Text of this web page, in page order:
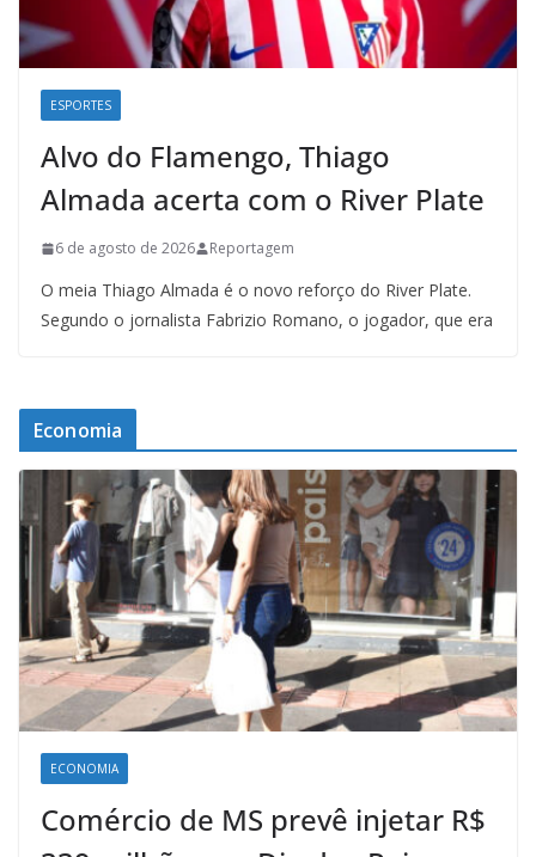
ESPORTES
Alvo do Flamengo, Thiago
Almada acerta com o River Plate
6 de agosto de 2026 Reportagem
O meia Thiago Almada é o novo reforço do River Plate.
Segundo o jornalista Fabrizio Romano, o jogador, que era
Economia
ECONOMIA
Comércio de MS prevê injetar R$